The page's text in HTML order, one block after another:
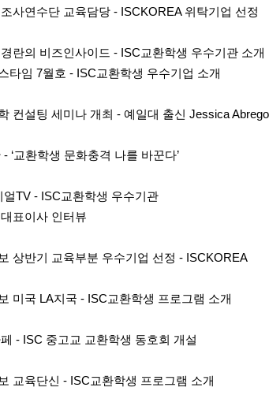
사연수단 교육담당 - ISCKOREA 위탁기업 선정
란의 비즈인사이드 - ISC교환학생 우수기관 소개
타임 7월호 - ISC교환학생 우수기업 소개
컨설팅 세미나 개최 - 예일대 출신 Jessica Abrego
- ‘교환학생 문화충격 나를 바꾼다’
얼TV - ISC교환학생 우수기관
표이사 인터뷰
상반기 교육부분 우수기업 선정 - ISCKOREA
미국 LA지국 - ISC교환학생 프로그램 소개
- ISC 중고교 교환학생 동호회 개설
교육단신 - ISC교환학생 프로그램 소개